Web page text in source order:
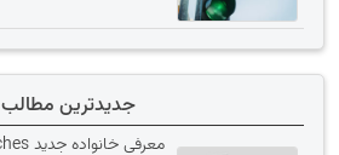
جدیدترین مطالب